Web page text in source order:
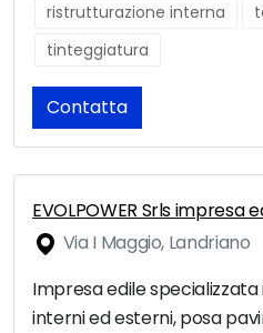
ristrutturazione interna
tinteggiatura
Contatta
EVOLPOWER Srls impresa
Via I Maggio, Landriano
Impresa edile
interni ed esterni, posa